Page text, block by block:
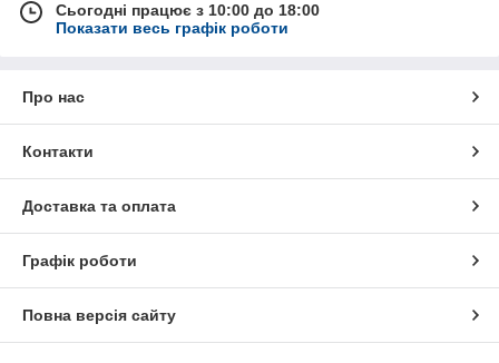
Сьогодні працює з 10:00 до 18:00
Показати весь графік роботи
Про нас
Контакти
Доставка та оплата
Графік роботи
Повна версія сайту